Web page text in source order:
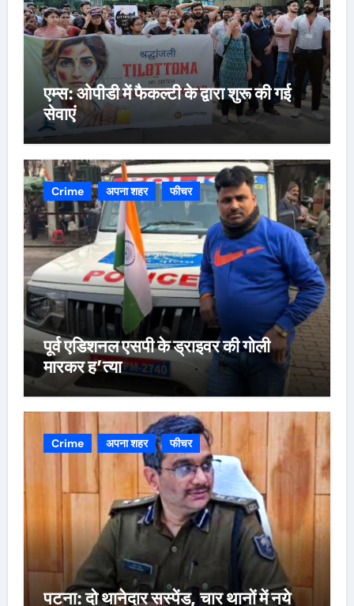
एम्स: ओपीडी में फैकल्टी के द्वारा शुरू की गई
सेवाएं
Crime अपना शहर फीचर
पूर्व एडिशनल एसपी के ड्राइवर की गोली
मारकर ह’त्या
Crime अपना शहर फीचर
पटना: दो थानेदार सस्पेंड, चार थानों में नये